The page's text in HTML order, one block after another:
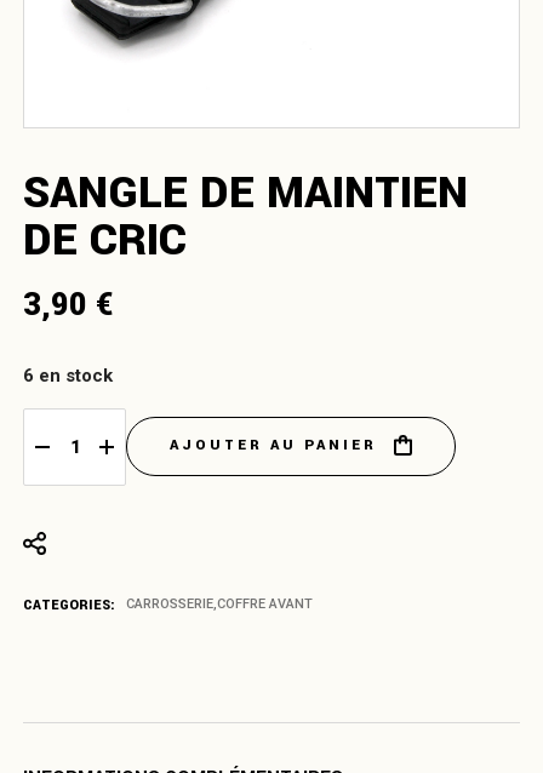
SANGLE DE MAINTIEN
DE CRIC
3,90 €
6 en stock
Sangle de maintien de cric quantity
AJOUTER AU PANIER
CATEGORIES: CARROSSERIE,COFFRE AVANT